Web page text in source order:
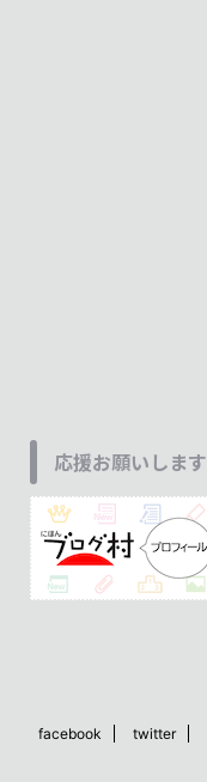
応援お願いします
facebook twitter